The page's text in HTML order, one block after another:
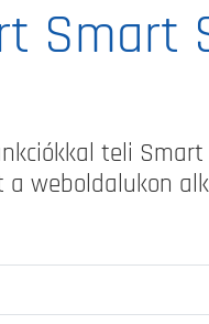
Smart
teli
weboldalukon